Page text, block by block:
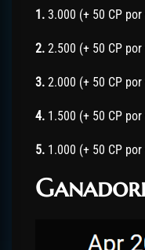
1. 3.000 (+ 50 CP
2. 2.500 (+ 50 CP
3. 2.000 (+ 50 CP
4. 1.500 (+ 50 CP
5. 1.000 (+ 50 CP